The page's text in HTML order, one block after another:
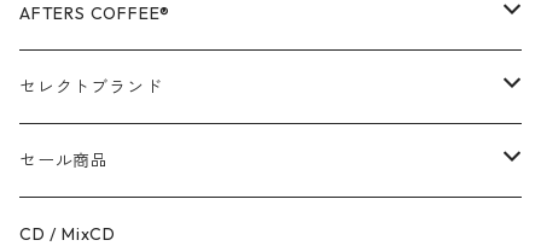
OUTER
TOPS
BOTTOMS
GOODS
AFTERS COFFEE®️
APPALEL / GOODS
COFFEE
セレクトブランド
MR.OLIVE
RACAL
セール商品
OUTER
CD / MixCD